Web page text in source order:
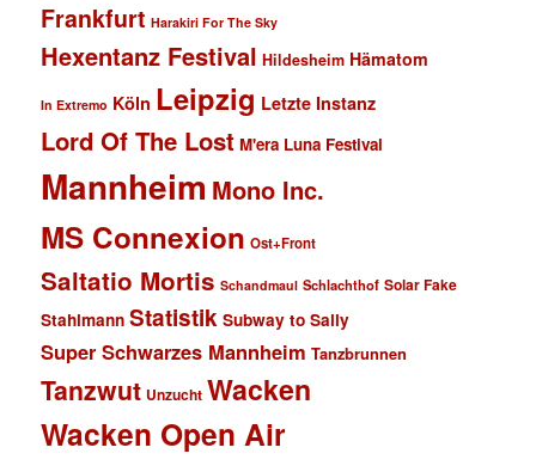
Frankfurt Harakiri For The Sky
Hexentanz Festival Hildesheim Hämatom
In Extremo Köln Leipzig Letzte Instanz
Lord Of The Lost M'era Luna Festival
Mannheim Mono Inc.
MS Connexion Ost+Front
Saltatio Mortis Schandmaul Schlachthof Solar Fake
Stahlmann Statistik Subway to Sally
Super Schwarzes Mannheim Tanzbrunnen
Tanzwut Unzucht Wacken
Wacken Open Air